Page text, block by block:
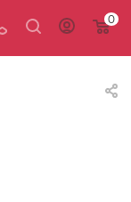
0